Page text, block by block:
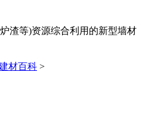
渣等)资源综合利用的新型墙材
材百科 >